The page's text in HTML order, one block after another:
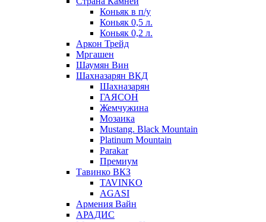
Коньяк в п/у
Коньяк 0,5 л.
Коньяк 0,2 л.
Аркон Трейд
Мргашен
Шаумян Вин
Шахназарян ВКД
Шахназарян
ГАЯСОН
Жемчужина
Мозаика
Mustang. Black Mountain
Platinum Mountain
Parakar
Премиум
Тавинко ВКЗ
TAVINKO
AGASI
Армения Вайн
АРАДИС